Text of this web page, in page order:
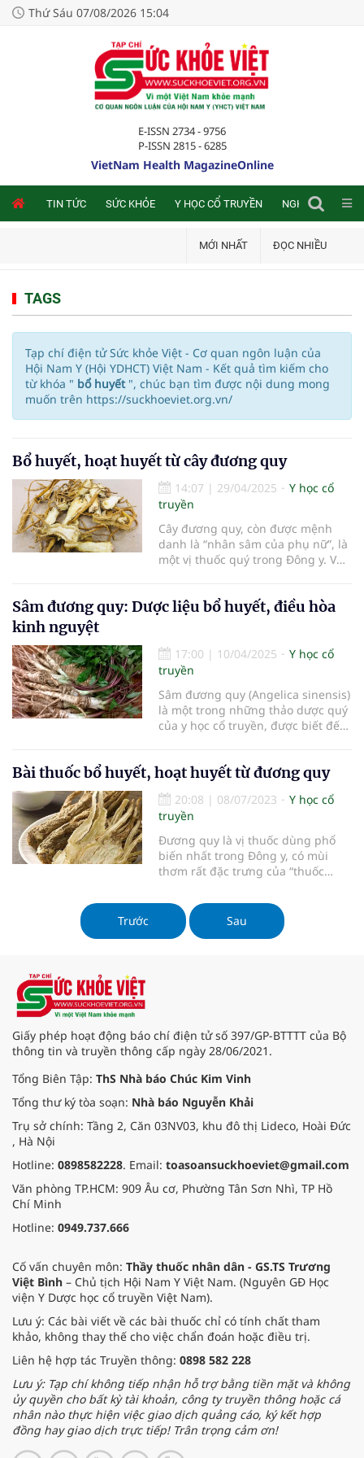
Thứ Sáu 07/08/2026 15:04
E-ISSN 2734 - 9756
P-ISSN 2815 - 6285
VietNam Health MagazineOnline
TIN TỨC SỨC KHỎE Y HỌC CỔ TRUYỀN NGHIÊN CỨU
MỚI NHẤT ĐỌC NHIỀU
TAGS
Tạp chí điện tử Sức khỏe Việt - Cơ quan ngôn luận của
Hội Nam Y (Hội YDHCT) Việt Nam - Kết quả tìm kiếm cho
từ khóa " bổ huyết ", chúc bạn tìm được nội dung mong
muốn trên https://suckhoeviet.org.vn/
Bổ huyết, hoạt huyết từ cây đương quy
14:07 | 29/04/2025
Y học cổ
truyền
Cây đương quy, còn được mệnh
danh là “nhân sâm của phụ nữ”, là
một vị thuốc quý trong Đông y. Với
(Apiaceae), có nguồn gốc từ các
được tr
Sâm đương quy: Dược liệu bổ huyết, điều hòa
kinh nguyệt
17:00 | 10/04/2025
Y học cổ
truyền
Sâm đương quy (Angelica sinensis)
là một trong những thảo dược quý
của y học cổ truyền, được biết đến
nữ. Với thành phần giàu dưỡng
giúp cải thiện sức khỏe mà còn là
giải pháp tự nhiên cho các vấn đề
liên quan đến huyết và kinh
nguyệt. Bài viết này sẽ cung cấp
thông tin chi tiết về công dụng,
cách dùng và những lưu ý khi sử
Bài thuốc bổ huyết, hoạt huyết từ đương quy
20:08 | 08/07/2023
Y học cổ
truyền
Đương quy là vị thuốc dùng phổ
biến nhất trong Đông y, có mùi
thơm rất đặc trưng của “thuốc
huyết lại vừa có thể hoạt huyết, chỉ
huyết (cầm máu).
Trước Sau
Giấy phép hoạt động báo chí điện tử số 397/GP-BTTTT của Bộ
thông tin và truyền thông cấp ngày 28/06/2021.
Tổng Biên Tập: ThS Nhà báo Chúc Kim Vinh
Tổng thư ký tòa soạn: Nhà báo Nguyễn Khải
Trụ sở chính: Tầng 2, Căn 03NV03, khu đô thị Lideco, Hoài Đức
, Hà Nội
Hotline: 0898582228. Email: toasoansuckhoeviet@gmail.com
Văn phòng TP.HCM: 909 Âu cơ, Phường Tân Sơn Nhì, TP Hồ
Chí Minh
Hotline: 0949.737.666
Cố vấn chuyên môn: Thầy thuốc nhân dân - GS.TS Trương
Việt Bình – Chủ tịch Hội Nam Y Việt Nam. (Nguyên GĐ Học
viện Y Dược học cổ truyền Việt Nam).
Lưu ý: Các bài viết về các bài thuốc chỉ có tính chất tham
khảo, không thay thế cho việc chẩn đoán hoặc điều trị.
Liên hệ hợp tác Truyền thông: 0898 582 228
Lưu ý: Tạp chí không tiếp nhận hỗ trợ bằng tiền mặt và không
ủy quyền cho bất kỳ tài khoản, công ty truyền thông hoặc cá
nhân nào thực hiện việc giao dịch quảng cáo, ký kết hợp
đồng hay giao dịch trực tiếp! Trân trọng cảm ơn!